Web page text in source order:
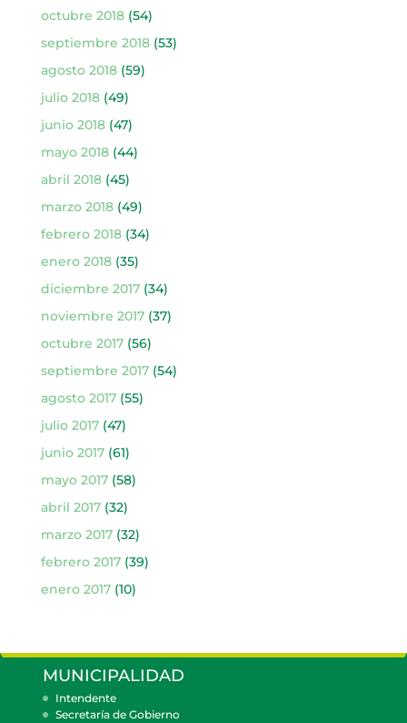
octubre 2018(54)
septiembre 2018(53)
agosto 2018(59)
julio 2018(49)
junio 2018(47)
mayo 2018(44)
abril 2018(45)
marzo 2018(49)
febrero 2018(34)
enero 2018(35)
diciembre 2017(34)
noviembre 2017(37)
octubre 2017(56)
septiembre 2017(54)
agosto 2017(55)
julio 2017(47)
junio 2017(61)
mayo 2017(58)
abril 2017(32)
marzo 2017(32)
febrero 2017(39)
enero 2017(10)
MUNICIPALIDAD
Intendente
Secretaría de Gobierno